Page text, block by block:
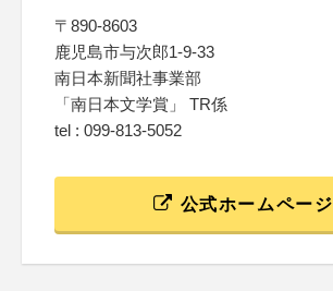
〒890-8603
鹿児島市与次郎1-9-33
南日本新聞社事業部
「南日本文学賞」 TR係
tel : 099-813-5052
公式ホームページ